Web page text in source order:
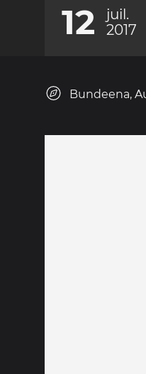
12
juil.
2017
Bundeena,